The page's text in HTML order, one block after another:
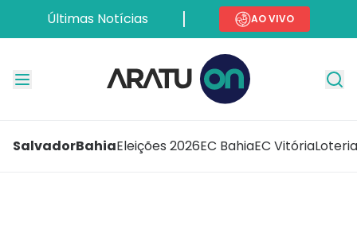
Últimas Notícias AO VIVO
SalvadorBahiaEleições 2026EC BahiaEC Vitória